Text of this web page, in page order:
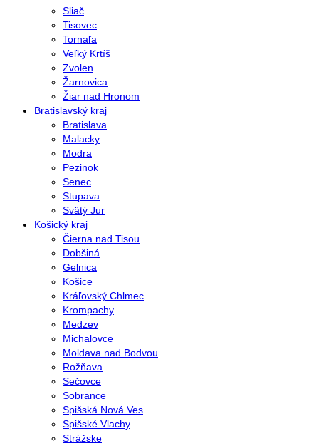
Sliač
Tisovec
Tornaľa
Veľký Krtíš
Zvolen
Žarnovica
Žiar nad Hronom
Bratislavský kraj
Bratislava
Malacky
Modra
Pezinok
Senec
Stupava
Svätý Jur
Košický kraj
Čierna nad Tisou
Dobšiná
Gelnica
Košice
Kráľovský Chlmec
Krompachy
Medzev
Michalovce
Moldava nad Bodvou
Rožňava
Sečovce
Sobrance
Spišská Nová Ves
Spišské Vlachy
Strážske